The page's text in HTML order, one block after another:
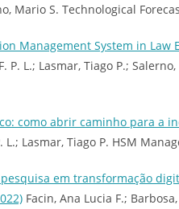
Mario S. Technological
Management System in Law
P. L.; Lasmar, Tiago P.;
como abrir caminho para a
L.; Lasmar, Tiago P. HSM
em transformação
Facin, Ana Lucia F.;